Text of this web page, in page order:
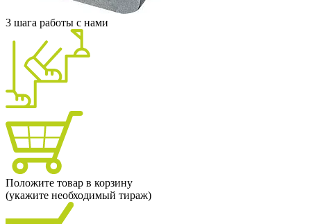
3 шага работы с нами
Положите товар в корзину
(укажите необходимый тираж)